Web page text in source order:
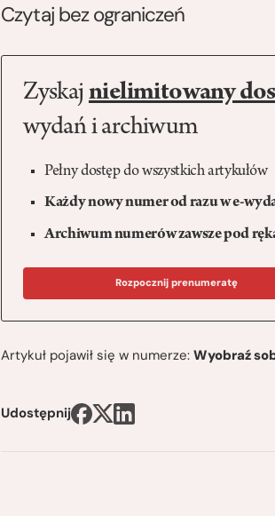
Czytaj bez ograniczeń
Zyskaj nielimitowany
wydań i archiwum
Pełny dostęp do wszystkich artykułów
Każdy nowy numer od razu w e-
Archiwum numerów zawsze pod
Rozpocznij prenumeratę
Artykuł pojawił się w numerze:Wyobraź
Udostępnij